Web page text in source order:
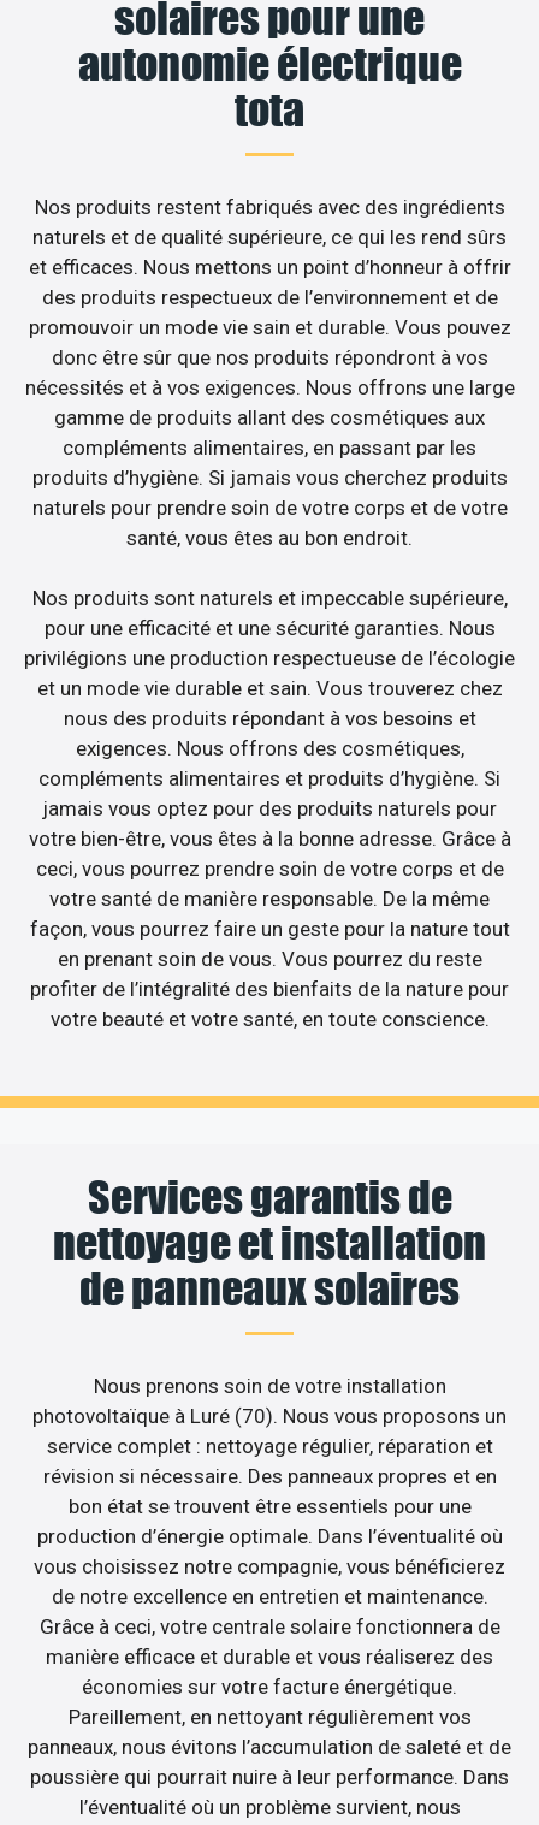
solaires pour une
autonomie électrique
tota
Nos produits restent fabriqués avec des ingrédients
naturels et de qualité supérieure, ce qui les rend sûrs
et efficaces. Nous mettons un point d’honneur à offrir
des produits respectueux de l’environnement et de
promouvoir un mode vie sain et durable. Vous pouvez
donc être sûr que nos produits répondront à vos
nécessités et à vos exigences. Nous offrons une large
gamme de produits allant des cosmétiques aux
compléments alimentaires, en passant par les
produits d’hygiène. Si jamais vous cherchez produits
naturels pour prendre soin de votre corps et de votre
santé, vous êtes au bon endroit.
Nos produits sont naturels et impeccable supérieure,
pour une efficacité et une sécurité garanties. Nous
privilégions une production respectueuse de l’écologie
et un mode vie durable et sain. Vous trouverez chez
nous des produits répondant à vos besoins et
exigences. Nous offrons des cosmétiques,
compléments alimentaires et produits d’hygiène. Si
jamais vous optez pour des produits naturels pour
votre bien-être, vous êtes à la bonne adresse. Grâce à
ceci, vous pourrez prendre soin de votre corps et de
votre santé de manière responsable. De la même
façon, vous pourrez faire un geste pour la nature tout
en prenant soin de vous. Vous pourrez du reste
profiter de l’intégralité des bienfaits de la nature pour
votre beauté et votre santé, en toute conscience.
Services garantis de
nettoyage et installation
de panneaux solaires
Nous prenons soin de votre installation
photovoltaïque à Luré (70). Nous vous proposons un
service complet : nettoyage régulier, réparation et
révision si nécessaire. Des panneaux propres et en
bon état se trouvent être essentiels pour une
production d’énergie optimale. Dans l’éventualité où
vous choisissez notre compagnie, vous bénéficierez
de notre excellence en entretien et maintenance.
Grâce à ceci, votre centrale solaire fonctionnera de
manière efficace et durable et vous réaliserez des
économies sur votre facture énergétique.
Pareillement, en nettoyant régulièrement vos
panneaux, nous évitons l’accumulation de saleté et de
poussière qui pourrait nuire à leur performance. Dans
l’éventualité où un problème survient, nous